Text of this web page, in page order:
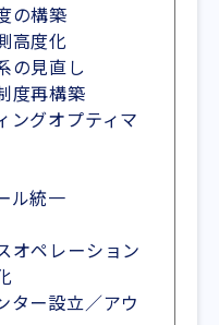
の構築
高度化
の見直し
度再構築
グオプティマ
ル統一
オペレーション
ター設立／アウ